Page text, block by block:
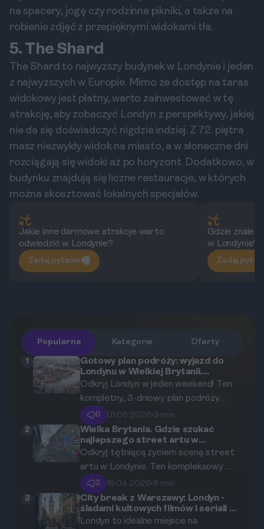
na spacery, jogę czy rodzinne pikniki, a także na
robienie zdjęć z przepięknymi widokami tła.
5. The Shard
The Shard to najwyższy budynek w Londynie i jeden
z najwyższych w Europie. Mimo że dostęp na taras
widokowy jest płatny, warto zainwestować w tę
atrakcję, aby zobaczyć Londyn z perspektywy, jakiej
nie da się doświadczyć nigdzie indziej. Z 72. piętra
masz niezwykły widok na miasto, a w słoneczne dni
rozciągają się widoki aż po horyzont. Dodatkowo, w
budynku znajdują się liczne restauracje, w których
można skosztować lokalnych specjałów.
Jakie inne darmowe atrakcje warto
odwiedzić w Londynie?
Zadaj pytanie
Gdzie
w Londynie?
Zadaj
Popularne Kategorie Oferty
1
Gotowy plan podróży: wyjazd do
Londynu w Wielkiej Brytanii.
Kompletny plan na 3 dni zwiedzania.
Odkryj Londyn w jeden weekend! Ten
kompletny, 3-dniowy plan podróży
poprowadzi Cię przez ikoniczne
zabytki, tętniące życiem dzielnice i
najlepsze kulinarne miejscówki. Idealny
przewodnik dla osób odwiedzających
stolicę Wielkiej Brytanii po raz
pierwszy.
6 01.06.2026•9 min
2
Wielka Brytania. Gdzie szukać
najlepszego street artu w
Londynie? Przewodnik po
Shoreditch i nie tylko.
Odkryj tętniącą życiem scenę street
artu w Londynie. Ten kompleksowy
przewodnik, stworzony przez lokalnych
ekspertów, poprowadzi Cię przez
kolorowe ulice Shoreditch i wskaże
inne, mniej znane, ale równie
3 19.04.2026•9 min
3
City break z Warszawy: Londyn -
śladami kultowych filmów i seriali w
stolicy Wielkiej Brytanii
Londyn to idealne miejsce na